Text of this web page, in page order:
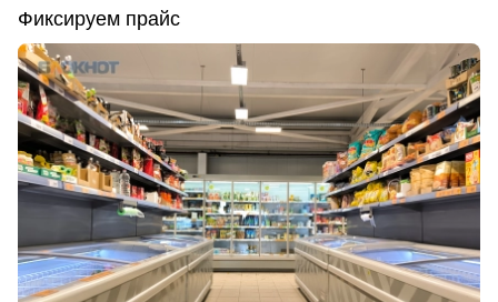
Фиксируем прайс